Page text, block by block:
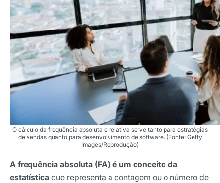
O cálculo da frequência absoluta e relativa serve tanto para estratégias
de vendas quanto para desenvolvimento de software. (Fonte: Getty
Images/Reprodução)
A frequência absoluta (FA) é um conceito da
estatística que representa a contagem ou o número de